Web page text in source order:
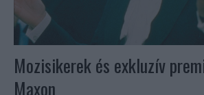
Mozisikerek és exkluzív
Maxon